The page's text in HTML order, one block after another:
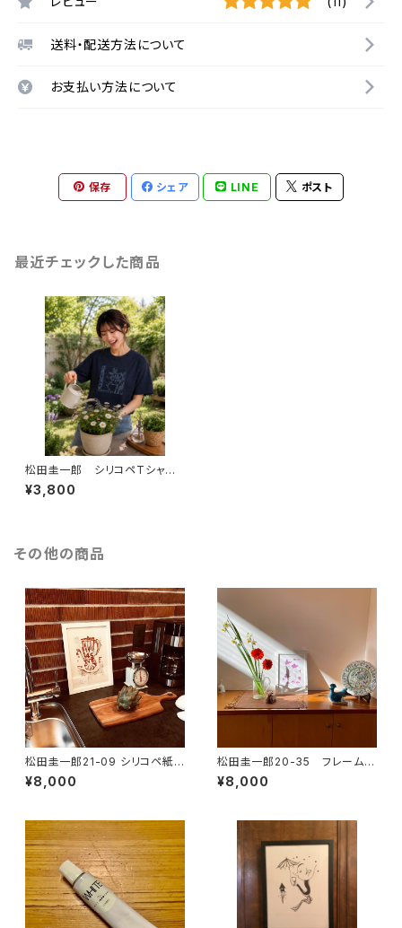
送料・配送方法について
お支払い方法について
保存 シェア LINE ポスト
最近チェックした商品
松田圭一郎 シリコペTシャ
ツ メンズM
¥3,800
その他の商品
松田圭一郎21-09 シリコペ紙
版画
¥8,000
松田圭一郎20-35 フレーム付
き版画
¥8,000